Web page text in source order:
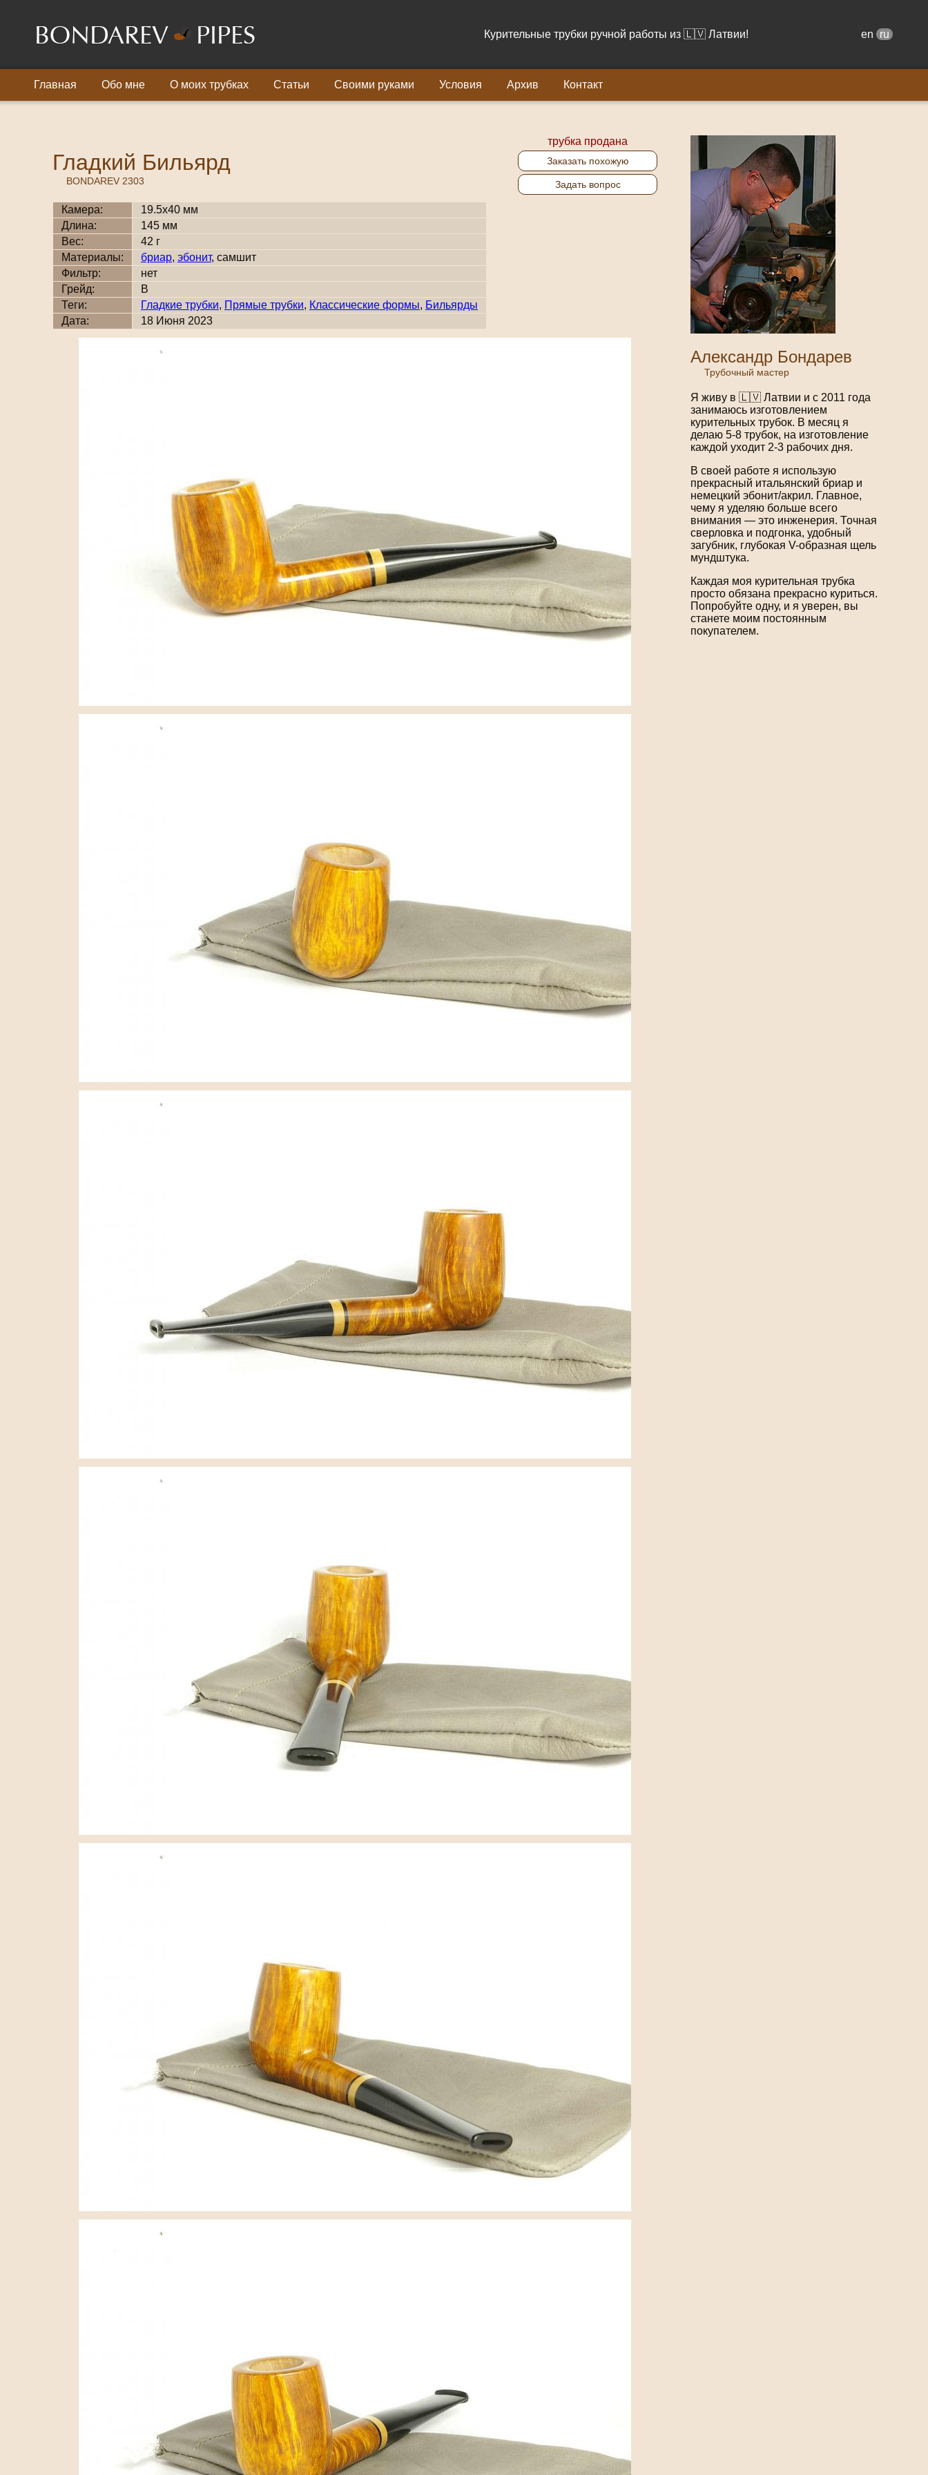
Курительные трубки ручной работы из 🇱🇻 Латвии! en ru
Главная Обо мне О моих трубках Статьи Своими руками Условия Архив Контакт
трубка продана
Заказать похожую
Задать вопрос
Гладкий Бильярд
BONDAREV 2303
Камера:
19.5x40 мм
Длина:
145 мм
Вес:
42 г
Материалы:
бриар, эбонит, самшит
Фильтр:
нет
Грейд:
B
Теги:
Гладкие трубки, Прямые трубки, Классические формы, Бильярды
Дата:
18 Июня 2023
Александр Бондарев
Трубочный мастер
Я живу в 🇱🇻 Латвии и с 2011 года
занимаюсь изготовлением
курительных трубок. В месяц я
делаю 5-8 трубок, на изготовление
каждой уходит 2-3 рабочих дня.
В своей работе я использую
прекрасный итальянский бриар и
немецкий эбонит/акрил. Главное,
чему я уделяю больше всего
внимания — это инженерия. Точная
сверловка и подгонка, удобный
загубник, глубокая V-образная щель
мундштука.
Каждая моя курительная трубка
просто обязана прекрасно куриться.
Попробуйте одну, и я уверен, вы
станете моим постоянным
покупателем.